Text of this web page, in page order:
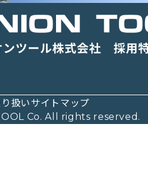
扱いサイトマップ
Co. All rights reserved.